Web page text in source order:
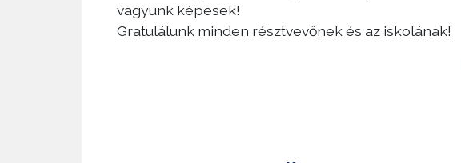
vagyunk képesek!
Gratulálunk minden résztvevőnek és az iskolának!